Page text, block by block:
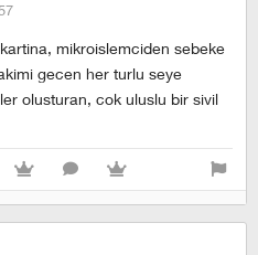
mikroislemciden sebeke
gecen her turlu seye
olusturan, cok uluslu bir sivil